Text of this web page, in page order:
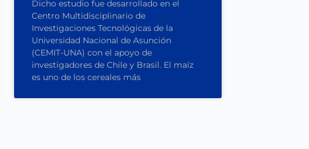
Dicho estudio fue desarrollado en el
Centro Multidisciplinario de
Investigaciones Tecnológicas de la
Universidad Nacional de Asunción
(CEMIT-UNA) con el apoyo de
investigadores de Chile y Brasil. El maíz
es uno de los cereales más